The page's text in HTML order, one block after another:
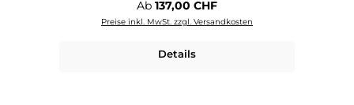
Regulärer Preis:
Ab 137,00 CHF
Preise inkl. MwSt. zzgl. Versandkosten
Details